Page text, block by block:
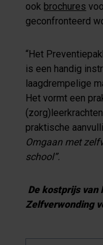
ook brochures
geconfronteerd
“Het
is een handig
laagdrempelige
Het vormt een
praktische
Omgaan met
school”.
De kostprijs van
Zelfverwonding